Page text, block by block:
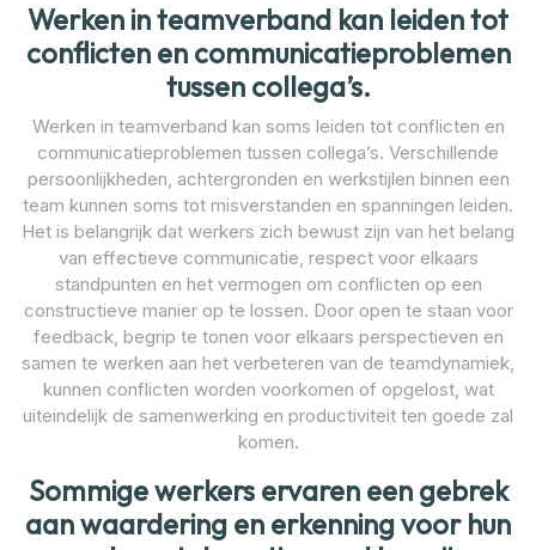
Werken in teamverband kan leiden tot
conflicten en communicatieproblemen
tussen collega’s.
Werken in teamverband kan soms leiden tot conflicten en
communicatieproblemen tussen collega’s. Verschillende
persoonlijkheden, achtergronden en werkstijlen binnen een
team kunnen soms tot misverstanden en spanningen leiden.
Het is belangrijk dat werkers zich bewust zijn van het belang
van effectieve communicatie, respect voor elkaars
standpunten en het vermogen om conflicten op een
constructieve manier op te lossen. Door open te staan voor
feedback, begrip te tonen voor elkaars perspectieven en
samen te werken aan het verbeteren van de teamdynamiek,
kunnen conflicten worden voorkomen of opgelost, wat
uiteindelijk de samenwerking en productiviteit ten goede zal
komen.
Sommige werkers ervaren een gebrek
aan waardering en erkenning voor hun